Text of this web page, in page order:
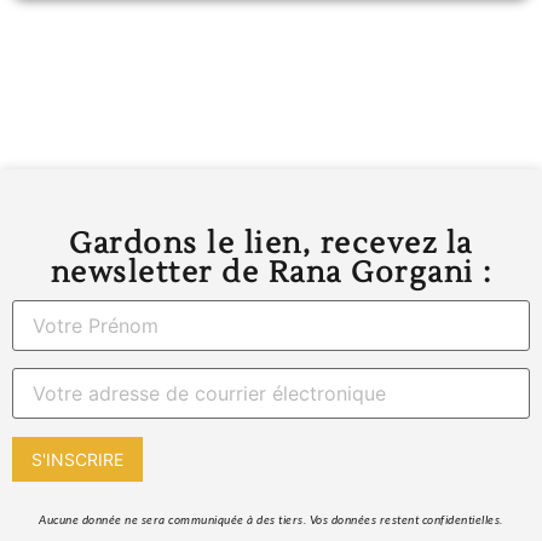
Gardons le lien, recevez la
newsletter de Rana Gorgani :